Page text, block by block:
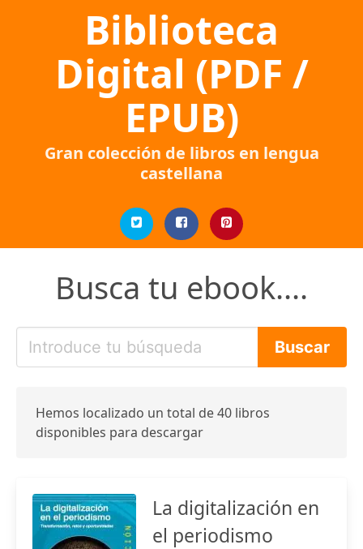
Biblioteca
Digital (PDF /
EPUB)
Gran colección de libros en lengua
castellana
Busca tu ebook....
Hemos localizado un total de 40 libros
disponibles para descargar
La digitalización en
el periodismo